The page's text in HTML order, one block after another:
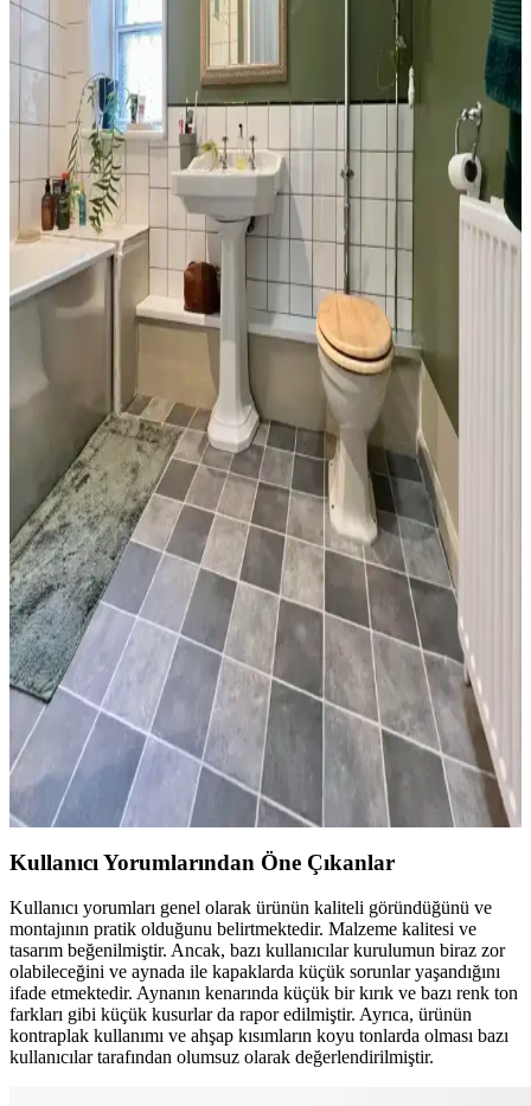
Banyo Dekorasyonunda Havlu Renk Seçimi: Estetik
ve Pratik İpuçları
Havlu renk seçimi, banyo dekorasyonunun uyumu ve pratikliği için
önemlidir. Beyaz, siyah ve toprak tonları farklı avantajlar sunar.
Doğru bakım ve uyumla estetik ve fonksiyonel sonuçlar elde edilir.
Banyo Dekorasyonunda Yeşil Tonları ve Güvenlik
Önlemleriyle Estetik ve Fonksiyonellik
Banyo dekorasyonunda yeşil tonlar, altın detaylar ve çiçek
desenleriyle estetik bir atmosfer oluştururken, perde seçimi ve
düzenlemesi yangın riskini azaltmak için önemlidir.
Banyo Duvar Boyası Seçiminde Renk ve Donanım
Uyumu: Modern ve Doğal Yaklaşımlar
Banyo duvar boyası seçimi, renk ve donanım uyumuyla mekanın
atmosferini belirler. Mavi-gri, yeşil ve nötr tonlar rahatlatıcı ve doğal
bir ortam sağlar. Siyah donanımlar mekan bütünlüğünü güçlendirir.
Küçük Yarım Banyoda Ekonomik ve Estetik
Yenileme: Tasarım ve Maliyet Analizi
30 yıl sonra küçük bir yarım banyoda yapılan yenileme, mantar
desenli duvar kağıdı ve uygun malzeme seçimiyle estetik ve
işlevselliği artırdı. Maliyetler ve detaylar analiz edildi.
Kiralık Banyoda Dekorasyon ve Yenileme: Boya,
Zemin ve Fayans Seçiminde Dikkat Edilmesi
Gerekenler
Kiralık banyolarda boya, fayans ve zemin yenileme süreçlerinde
dayanıklılık, estetik ve ev sahibi onayı ön plandadır. Bu rehber,
pratik ve uyumlu dekorasyon önerileri sunar.
Kullanıcı Yorumlarından Öne Çıkanlar
Kullanıcı yorumları genel olarak ürünün kaliteli göründüğünü ve
montajının pratik olduğunu belirtmektedir. Malzeme kalitesi ve
tasarım beğenilmiştir. Ancak, bazı kullanıcılar kurulumun biraz zor
olabileceğini ve aynada ile kapaklarda küçük sorunlar yaşandığını
ifade etmektedir. Aynanın kenarında küçük bir kırık ve bazı renk ton
farkları gibi küçük kusurlar da rapor edilmiştir. Ayrıca, ürünün
kontraplak kullanımı ve ahşap kısımların koyu tonlarda olması bazı
kullanıcılar tarafından olumsuz olarak değerlendirilmiştir.